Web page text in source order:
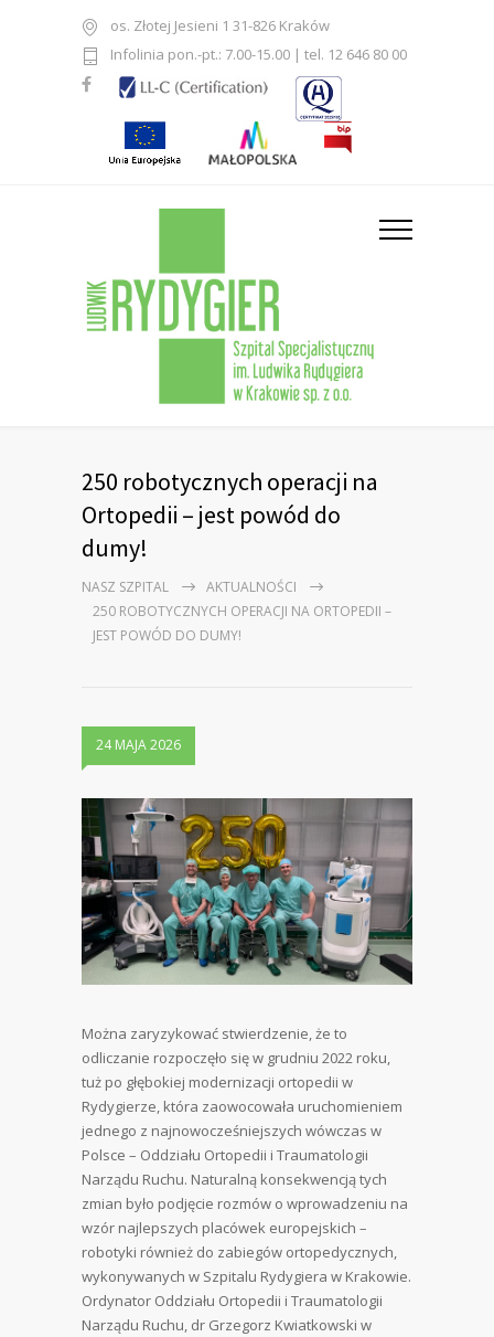
os. Złotej Jesieni 1 31-826 Kraków
Infolinia pon.-pt.: 7.00-15.00 | tel. 12 646 80 00
250 robotycznych operacji na
Ortopedii – jest powód do
dumy!
NASZ SZPITAL
AKTUALNOŚCI
250 ROBOTYCZNYCH OPERACJI NA ORTOPEDII –
JEST POWÓD DO DUMY!
24 MAJA 2026
Można zaryzykować stwierdzenie, że to
odliczanie rozpoczęło się w grudniu 2022 roku,
tuż po głębokiej modernizacji ortopedii w
Rydygierze, która zaowocowała uruchomieniem
jednego z najnowocześniejszych wówczas w
Polsce – Oddziału Ortopedii i Traumatologii
Narządu Ruchu. Naturalną konsekwencją tych
zmian było podjęcie rozmów o wprowadzeniu na
wzór najlepszych placówek europejskich –
robotyki również do zabiegów ortopedycznych,
wykonywanych w Szpitalu Rydygiera w Krakowie.
Ordynator Oddziału Ortopedii i Traumatologii
Narządu Ruchu, dr Grzegorz Kwiatkowski w